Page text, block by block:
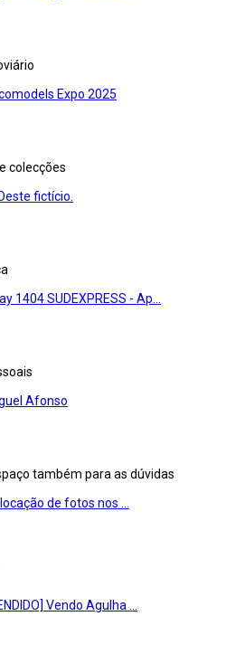
Expo 2025
colecções
fictício.
1404 SUDEXPRESS - Ap...
Afonso
também para as dúvidas
de fotos nos ...
Vendo Agulha ...